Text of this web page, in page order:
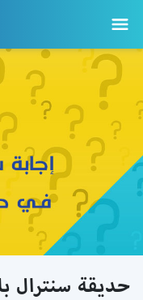
حديقة سنترال